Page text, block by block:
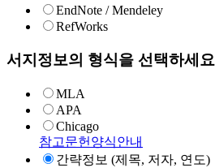
EndNote / Mendeley
RefWorks
서지정보의 형식을 선택하세요
MLA
APA
Chicago
참고문헌양식안내
간략정보 (제목, 저자, 연도)